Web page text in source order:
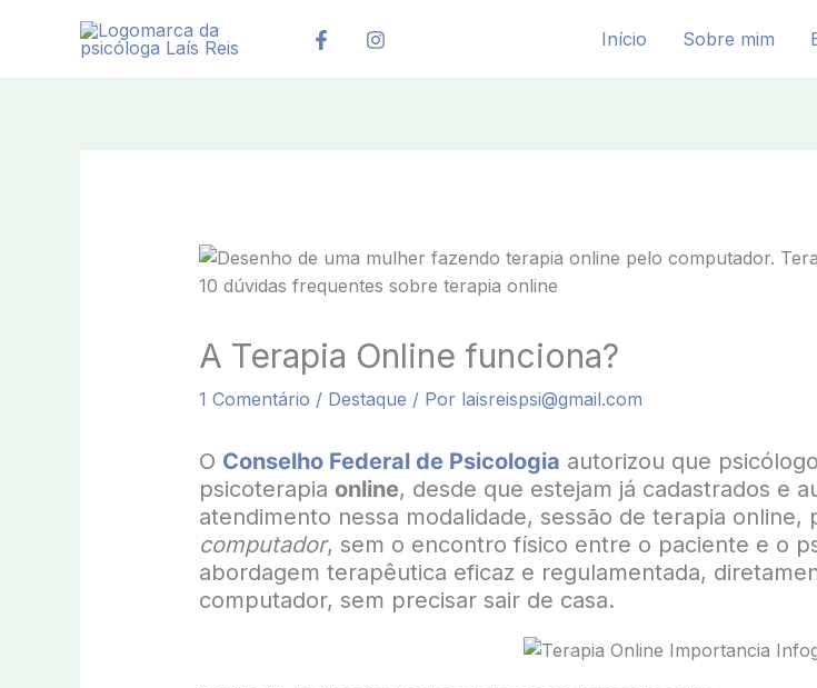
Início Sobre mim
A Terapia Online funciona?
1 Comentário / Destaque / Por laisreispsi@gmail.com
O Conselho Federal de Psicologia autorizou que
psicoterapia online, desde que estejam já cadastrados e
atendimento nessa modalidade, sessão de terapia
computador, sem o encontro físico entre o paciente e o
abordagem terapêutica eficaz e regulamentada,
computador, sem precisar sair de casa.